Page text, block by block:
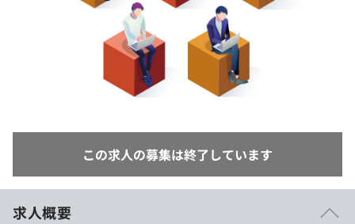
この求人の募集は終了しています
求人概要